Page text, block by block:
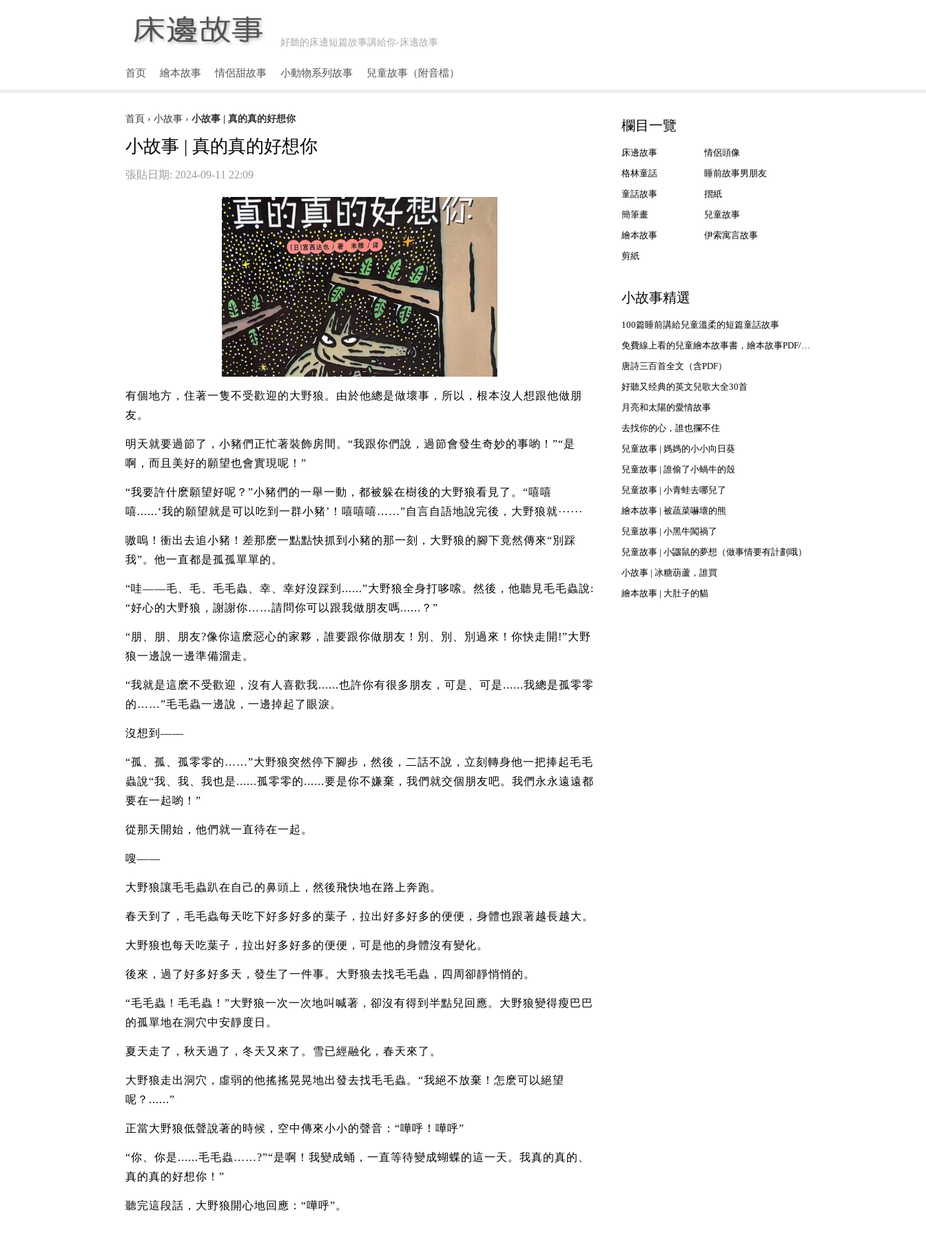
好聽的床邊短篇故事講給你-床邊故事
首页 繪本故事 情侶甜故事 小動物系列故事 兒童故事（附音檔）
首頁 › 小故事 › 小故事 | 真的真的好想你
小故事 | 真的真的好想你
張貼日期: 2024-09-11 22:09
有個地方，住著一隻不受歡迎的大野狼。由於他總是做壞事，所以，根本沒人想跟他做朋
友。
明天就要過節了，小豬們正忙著裝飾房間。“我跟你們說，過節會發生奇妙的事喲！”“是
啊，而且美好的願望也會實現呢！”
“我要許什麽願望好呢？”小豬們的一舉一動，都被躲在樹後的大野狼看見了。“嘻嘻
嘻......‘我的願望就是可以吃到一群小豬’！嘻嘻嘻……”自言自語地說完後，大野狼就······
嗷嗚！衝出去追小豬！差那麽一點點快抓到小豬的那一刻，大野狼的腳下竟然傳來“別踩
我”。他一直都是孤孤單單的。
“哇——毛、毛、毛毛蟲、幸、幸好沒踩到......”大野狼全身打哆嗦。然後，他聽見毛毛蟲說:
“好心的大野狼，謝謝你……請問你可以跟我做朋友嗎......？”
“朋、朋、朋友?像你這麽惡心的家夥，誰要跟你做朋友！別、別、別過來！你快走開!”大野
狼一邊說一邊準備溜走。
“我就是這麽不受歡迎，沒有人喜歡我......也許你有很多朋友，可是、可是......我總是孤零零
的……”毛毛蟲一邊說，一邊掉起了眼淚。
沒想到——
“孤、孤、孤零零的……”大野狼突然停下腳步，然後，二話不說，立刻轉身他一把捧起毛毛
蟲說“我、我、我也是......孤零零的......要是你不嫌棄，我們就交個朋友吧。我們永永遠遠都
要在一起喲！”
從那天開始，他們就一直待在一起。
嗖——
大野狼讓毛毛蟲趴在自己的鼻頭上，然後飛快地在路上奔跑。
春天到了，毛毛蟲每天吃下好多好多的葉子，拉出好多好多的便便，身體也跟著越長越大。
大野狼也每天吃葉子，拉出好多好多的便便，可是他的身體沒有變化。
後來，過了好多好多天，發生了一件事。大野狼去找毛毛蟲，四周卻靜悄悄的。
“毛毛蟲！毛毛蟲！”大野狼一次一次地叫喊著，卻沒有得到半點兒回應。大野狼變得瘦巴巴
的孤單地在洞穴中安靜度日。
夏天走了，秋天過了，冬天又來了。雪已經融化，春天來了。
大野狼走出洞穴，虛弱的他搖搖晃晃地出發去找毛毛蟲。“我絕不放棄！怎麽可以絕望
呢？......”
正當大野狼低聲說著的時候，空中傳來小小的聲音：“嘩呼！嘩呼”
“你、你是......毛毛蟲……?”“是啊！我變成蛹，一直等待變成蝴蝶的這一天。我真的真的、
真的真的好想你！”
聽完這段話，大野狼開心地回應：“嘩呼”。
欄目一覽
床邊故事
情侶頭像
格林童話
睡前故事男朋友
童話故事
摺紙
簡筆畫
兒童故事
繪本故事
伊索寓言故事
剪紙
小故事精選
100篇睡前講給兒童溫柔的短篇童話故事
免費線上看的兒童繪本故事書，繪本故事PDF/PPT下載
唐詩三百首全文（含PDF）
好聽又经典的英文兒歌大全30首
月亮和太陽的愛情故事
去找你的心，誰也攔不住
兒童故事 | 媽媽的小小向日葵
兒童故事 | 誰偷了小蝸牛的殼
兒童故事 | 小青蛙去哪兒了
繪本故事 | 被蔬菜嚇壞的熊
兒童故事 | 小黑牛闖禍了
兒童故事 | 小鼴鼠的夢想（做事情要有計劃哦）
小故事 | 冰糖葫蘆，誰買
繪本故事 | 大肚子的貓